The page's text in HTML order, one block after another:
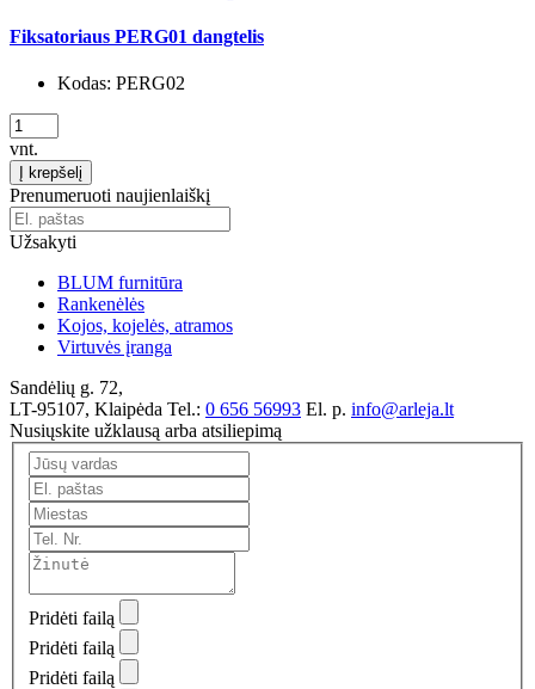
Fiksatoriaus PERG01 dangtelis
Kodas: PERG02
vnt.
Į krepšelį
Prenumeruoti naujienlaiškį
Užsakyti
BLUM furnitūra
Rankenėlės
Kojos, kojelės, atramos
Virtuvės įranga
Sandėlių g. 72,
LT-95107, Klaipėda Tel.: 0 656 56993 El. p. info@arleja.lt
Nusiųskite užklausą arba atsiliepimą
Pridėti failą
Pridėti failą
Pridėti failą